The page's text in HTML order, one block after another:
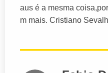
aus é a mesma
m mais. Cristiano